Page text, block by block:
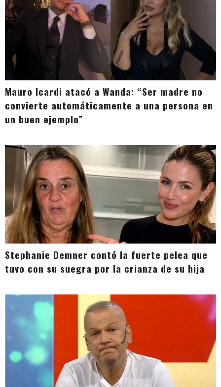
Mauro Icardi atacó a Wanda: “Ser madre no
convierte automáticamente a una persona en
un buen ejemplo”
Stephanie Demner contó la fuerte pelea que
tuvo con su suegra por la crianza de su hija